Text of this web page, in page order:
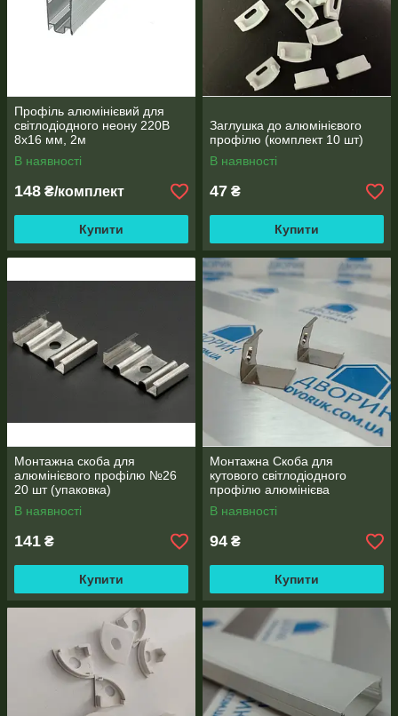
Профіль алюмінієвий для
світлодіодного неону 220В
8х16 мм, 2м
В наявності
148 ₴/комплект
Купити
Заглушка до алюмінієвого
профілю (комплект 10 шт)
В наявності
47 ₴
Купити
Монтажна скоба для
алюмінієвого профілю №26
20 шт (упаковка)
В наявності
141 ₴
Купити
Монтажна Скоба для
кутового світлодіодного
профілю алюмінієва
комплект 20 шт (упаковка)
В наявності
94 ₴
Купити